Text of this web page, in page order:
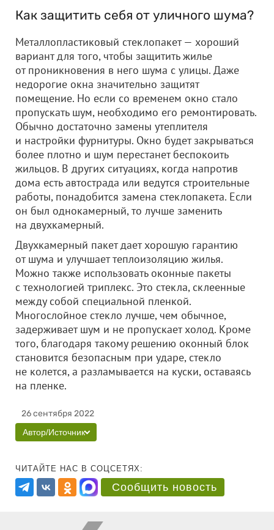
Как защитить себя от уличного шума?
Металлопластиковый стеклопакет — хороший
вариант для того, чтобы защитить жилье
от проникновения в него шума с улицы. Даже
недорогие окна значительно защитят
помещение. Но если со временем окно стало
пропускать шум, необходимо его ремонтировать.
Обычно достаточно замены утеплителя
и настройки фурнитуры. Окно будет закрываться
более плотно и шум перестанет беспокоить
жильцов. В других ситуациях, когда напротив
дома есть автострада или ведутся строительные
работы, понадобится замена стеклопакета. Если
он был однокамерный, то лучше заменить
на двухкамерный.
Двухкамерный пакет дает хорошую гарантию
от шума и улучшает теплоизоляцию жилья.
Можно также использовать оконные пакеты
с технологией триплекс. Это стекла, склеенные
между собой специальной пленкой.
Многослойное стекло лучше, чем обычное,
задерживает шум и не пропускает холод. Кроме
того, благодаря такому решению оконный блок
становится безопасным при ударе, стекло
не колется, а разламывается на куски, оставаясь
на пленке.
26 сентября 2022
Автор/Источник
ЧИТАЙТЕ НАС В СОЦСЕТЯХ:
Сообщить новость